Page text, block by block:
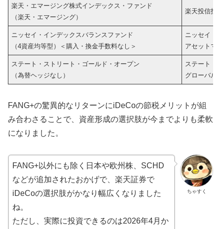
楽天・エマージング株式インデックス・ファンド
（楽天・エマージング）
楽天投信投
ニッセイ・インデックスバランスファンド
（4資産均等型）＜購入・換金手数料なし＞
ニッセイ
アセットマ
ステート・ストリート・ゴールド・オープン
（為替ヘッジなし）
ステート・
グローバル
FANG+の驚異的なリターンにiDeCoの節税メリットが組
み合わさることで、資産形成の選択肢が今までよりも柔軟
になりました。
ちゃすく
FANG+以外にも除く日本や欧州株、SCHD
などが追加されたおかげで、楽天証券で
iDeCoの選択肢がかなり幅広くなりました
ね。
ただし、実際に投資できるのは2026年4月か